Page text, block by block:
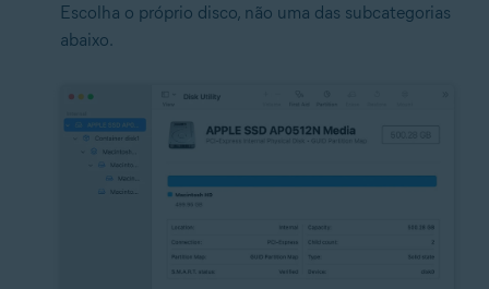
Escolha o próprio disco, não uma das subcategorias
abaixo.